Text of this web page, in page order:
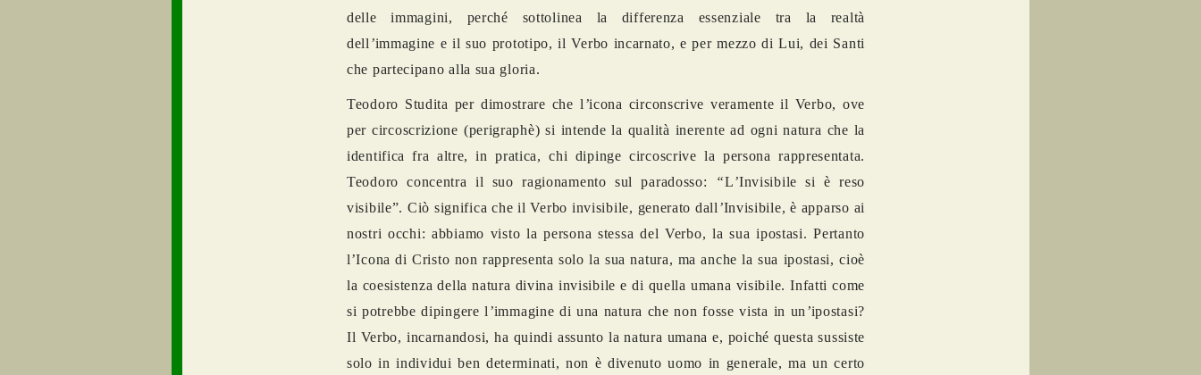
delle immagini, perché sottolinea la differenza essenziale tra la realtà
dell ’immagine e il suo prototipo, il Verbo incarnato, e per mezzo di Lui, dei Santi
che partecipano alla sua gloria.
Teodoro Studita per dimostrare che l ’icona circonscrive veramente il Verbo, ove
per circoscrizione (perigraphè) si intende la qualità inerente ad ogni natura che la
identifica fra altre, in pratica, chi dipinge circoscrive la persona rappresentata.
Teodoro concentra il suo ragionamento sul paradosso:
“L’Invisibile si è reso
visibile”. Ciò significa che il Verbo invisibile, generato dall ’Invisibile, è apparso ai
nostri occhi: abbiamo visto la persona stessa del Verbo, la sua ipostasi. Pertanto
l’Icona di Cristo non rappresenta solo la sua natura, ma anche la sua ipostasi, cioè
la coesistenza della natura divina invisibile e di quella umana visibile. Infatti come
si potrebbe dipingere l ’immagine di una natura che non fosse vista in un ’ipostasi?
Il Verbo, incarnandosi, ha quindi assunto la natura umana e, poichéquesta sussiste
solo in individui ben determinati, non è divenuto uomo in generale, ma un certo